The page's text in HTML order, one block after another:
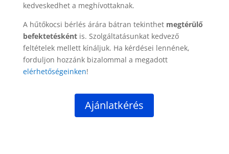
kedveskedhet a meghívottaknak.
A hűtőkocsi bérlés árára bátran tekinthetmegtérülő
befektetéskéntis. Szolgáltatásunkat kedvező
feltételek mellett kínáljuk. Ha kérdései lennének,
forduljon hozzánk bizalommal a megadott
elérhetőségeinken!
Ajánlatkérés